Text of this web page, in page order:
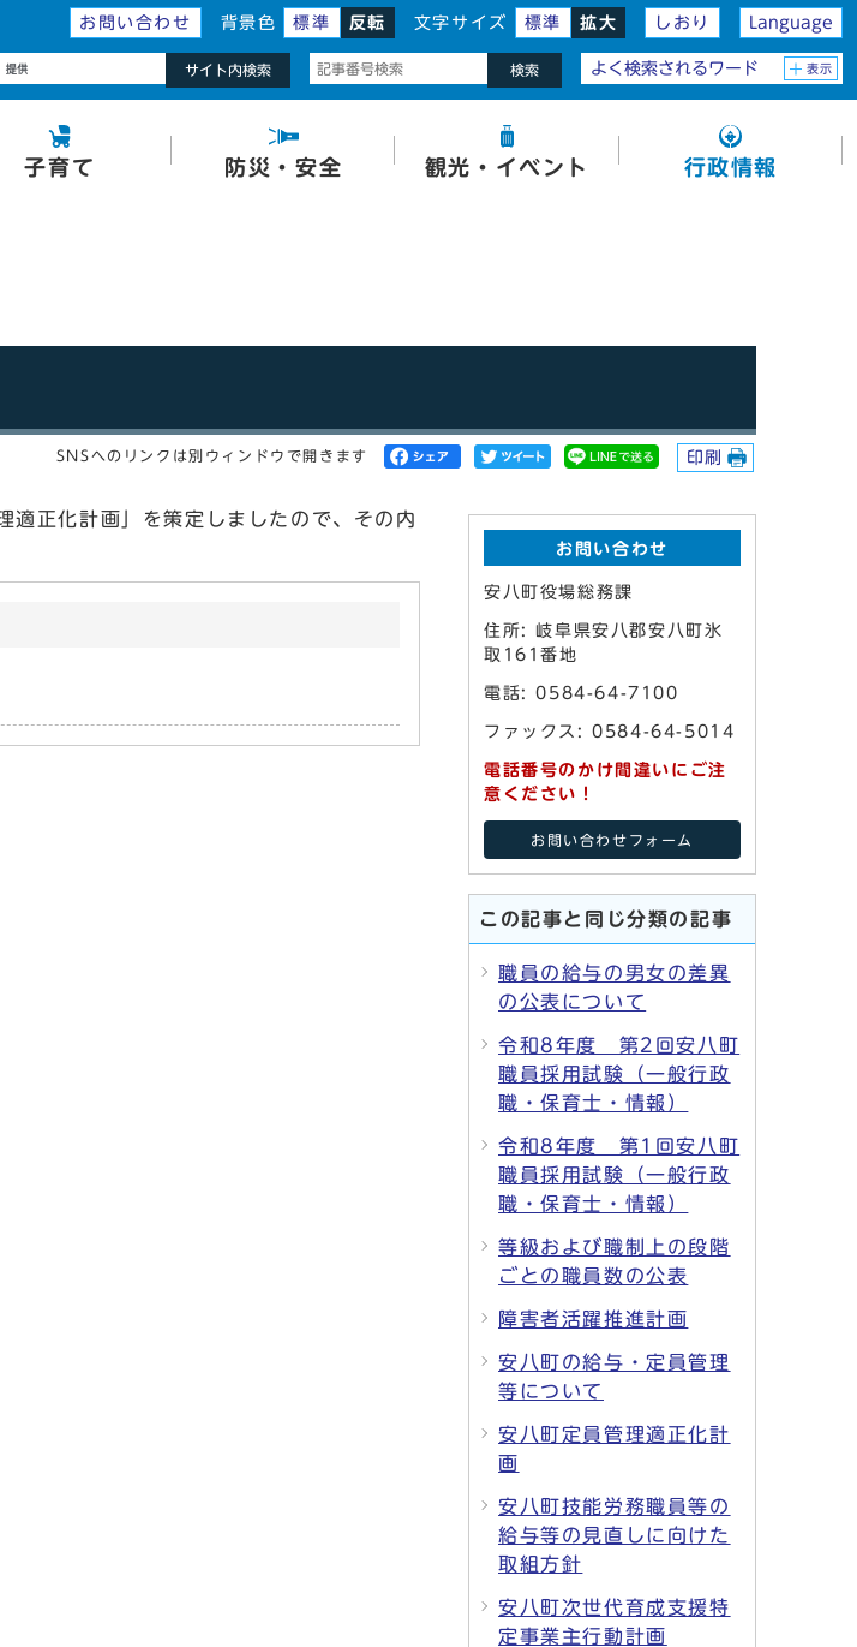
お問い合わせ 背景色 標準 反転 文字サイズ 標準 拡大 しおり Language
サイト内検索 検索 よく検索されるワード 表示
子育て 防災・安全 観光・イベント 行政情報
SNSへのリンクは別ウィンドウで開きます 印刷
正化計画」を策定しましたので、その内
お問い合わせ
安八町役場総務課
住所: 岐阜県安八郡安八町氷
取161番地
電話: 0584-64-7100
ファックス: 0584-64-5014
電話番号のかけ間違いにご注
意ください！
お問い合わせフォーム
この記事と同じ分類の記事
職員の給与の男女の差異
の公表について
令和8年度 第2回安八町
職員採用試験（一般行政
職・保育士・情報）
令和8年度 第1回安八町
職員採用試験（一般行政
職・保育士・情報）
等級および職制上の段階
ごとの職員数の公表
障害者活躍推進計画
安八町の給与・定員管理
等について
安八町定員管理適正化計
画
安八町技能労務職員等の
給与等の見直しに向けた
取組方針
安八町次世代育成支援特
定事業主行動計画